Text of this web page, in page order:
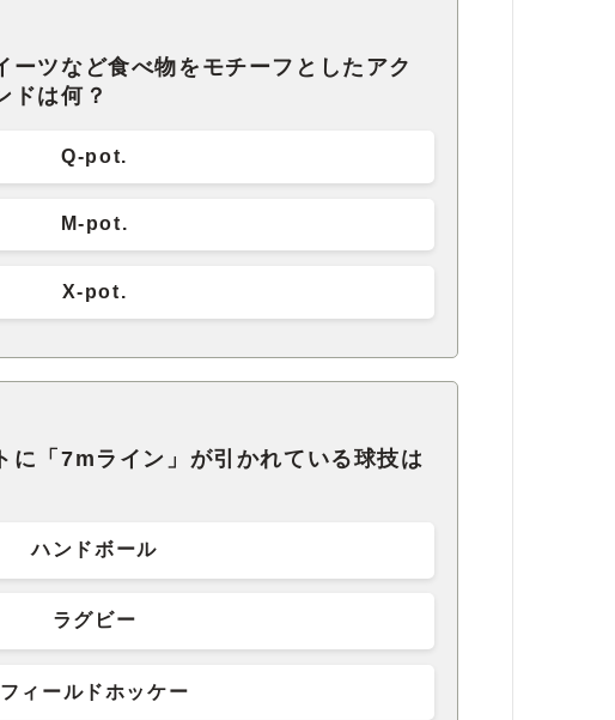
ーツなど食べ物をモチーフとしたアク
ドは何？
Q-pot.
M-pot.
X-pot.
に「7mライン」が引かれている球技は
ハンドボール
ラグビー
フィールドホッケー